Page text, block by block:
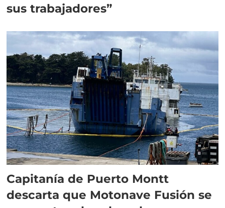
sus trabajadores”
Capitanía de Puerto Montt
descarta que Motonave Fusión se